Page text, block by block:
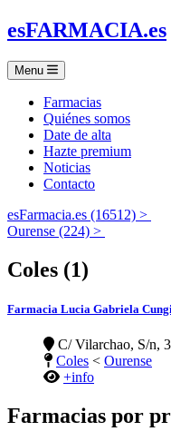
esFARMACIA.es
Menu
Farmacias
Quiénes somos
Date de alta
Hazte premium
Noticias
Contacto
esFarmacia.es (16512) >
Ourense (224) >
Coles (1)
Farmacia Lucia Gabriela
C/ Vilarchao, S/n,
Coles < Ourense
+info
Farmacias por